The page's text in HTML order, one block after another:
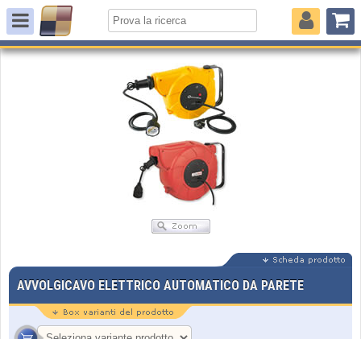
AVVOLGICAVO ELETTRICO AUTOMATICO DA PARETE